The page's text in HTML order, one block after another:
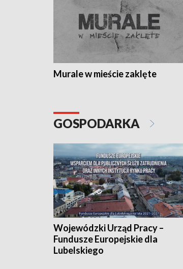
Murale w mieście zaklęte
GOSPODARKA
Wojewódzki Urząd Pracy –
Fundusze Europejskie dla
Lubelskiego